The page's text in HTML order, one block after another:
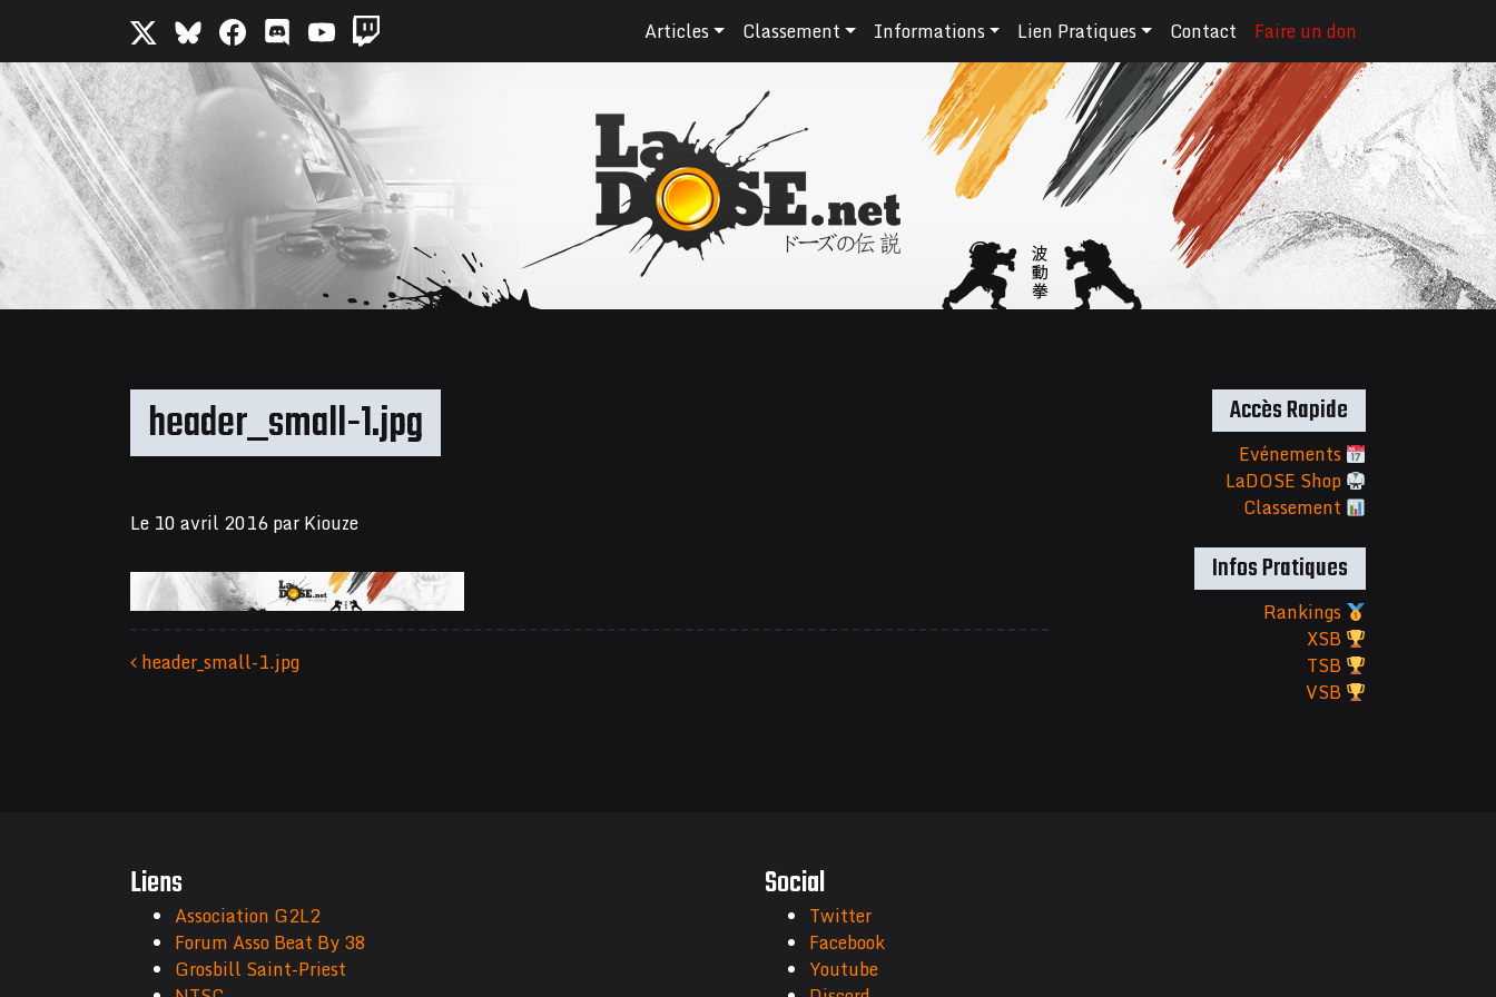
Articles Classement Informations Lien Pratiques Contact Faire un don
header_small-1.jpg
Le 10 avril 2016parKiouze
header_small-1.jpg
Accès Rapide
Evénements
LaDOSE Shop
Classement
Infos Pratiques
Rankings
XSB
TSB
VSB
Liens
Association G2L2
Forum Asso Beat By 38
Grosbill Saint-Priest
Social
Twitter
Facebook
Youtube